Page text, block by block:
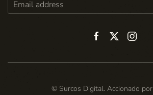
© Surcos Digital. Accionado por